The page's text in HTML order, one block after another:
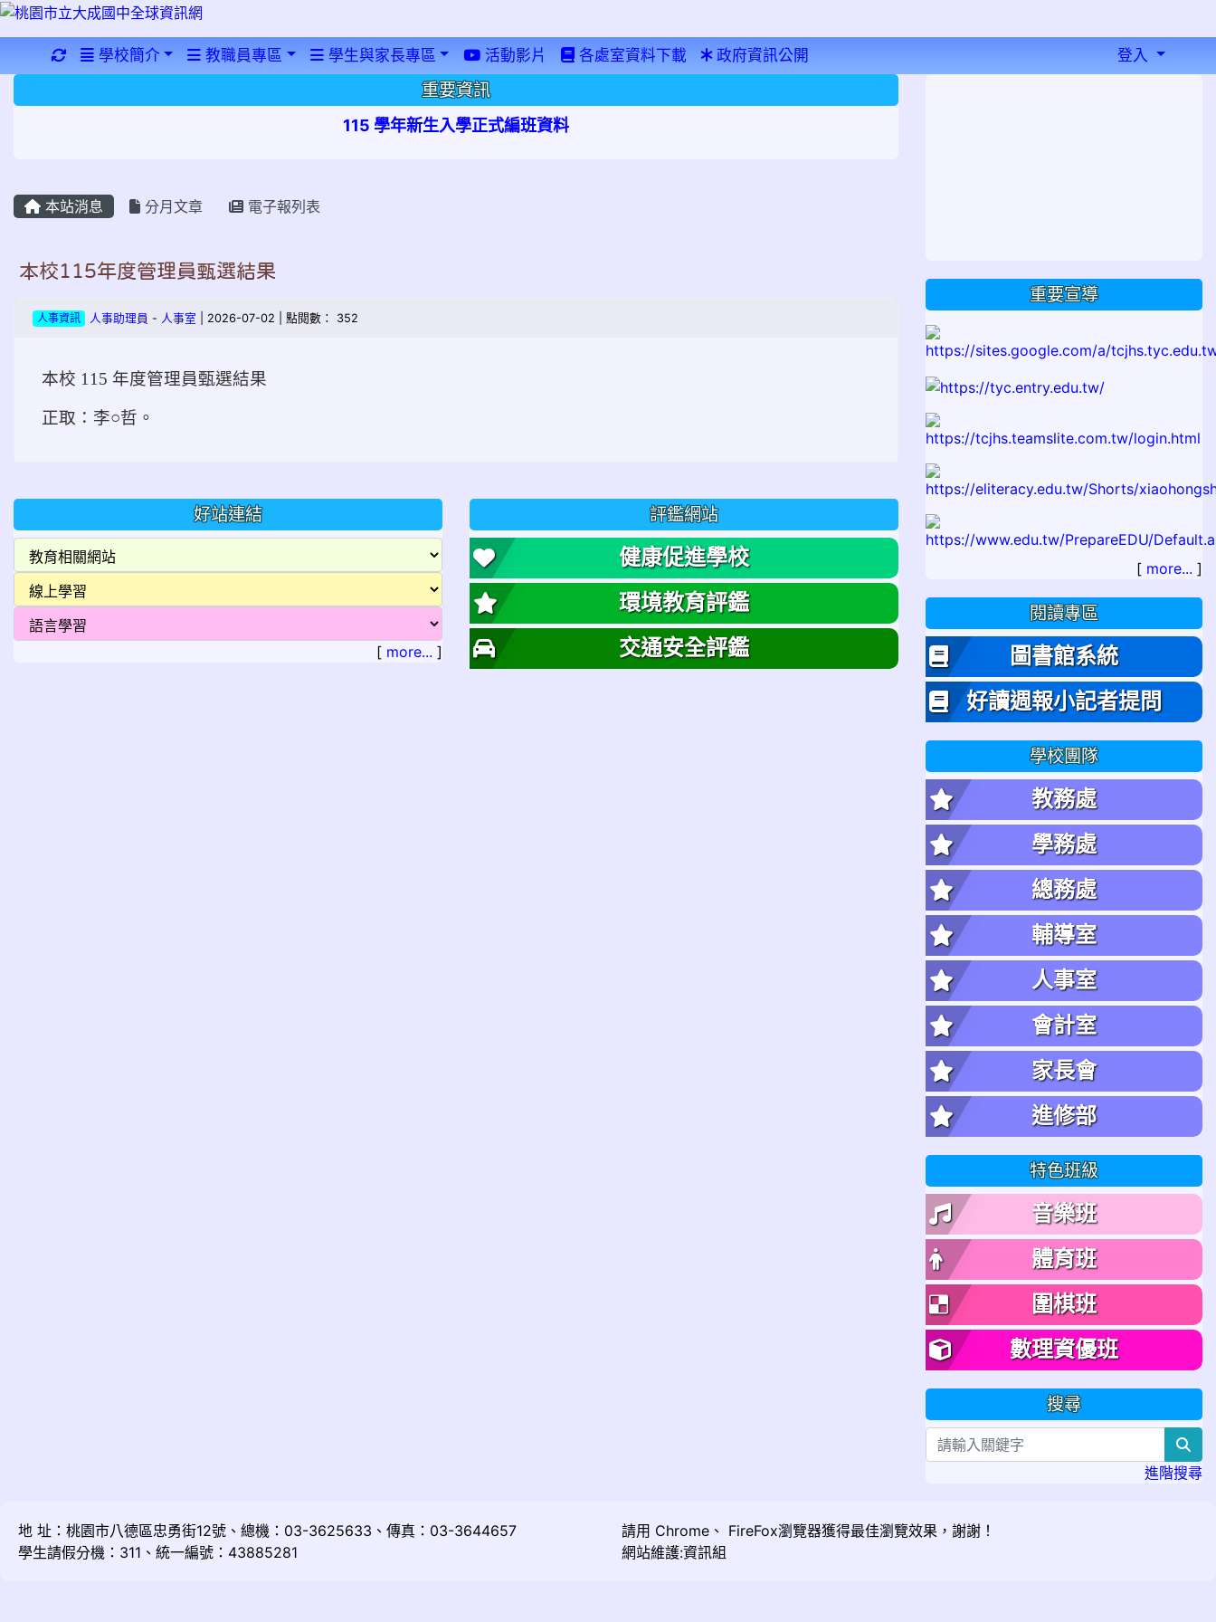
重新取得佈景設定
學校簡介 教職員專區 學生與家長專區 活動影片 各處室資料下載 政府資訊公開 登入
重要資訊
115 學年新生入學正式編班資料
本站消息 分月文章 電子報列表
本校115年度管理員甄選結果
人事資訊 人事助理員 - 人事室 | 2026-07-02 | 點閱數： 352
本校 115 年度管理員甄選結果
正取：李○哲。
好站連結
[ more... ]
評鑑網站
健康促進學校
環境教育評鑑
交通安全評鑑
重要宣導
[ more... ]
閱讀專區
圖書館系統
好讀週報小記者提問
學校團隊
教務處
學務處
總務處
輔導室
人事室
會計室
家長會
進修部
特色班級
音樂班
體育班
圍棋班
數理資優班
搜尋
進階搜尋
地 址：桃園市八德區忠勇街12號、總機：03-3625633、傳真：03-3644657
學生請假分機：311、統一編號：43885281
請用 Chrome 、 FireFox瀏覽器獲得最佳瀏覽效果，謝謝！
網站維護:資訊組